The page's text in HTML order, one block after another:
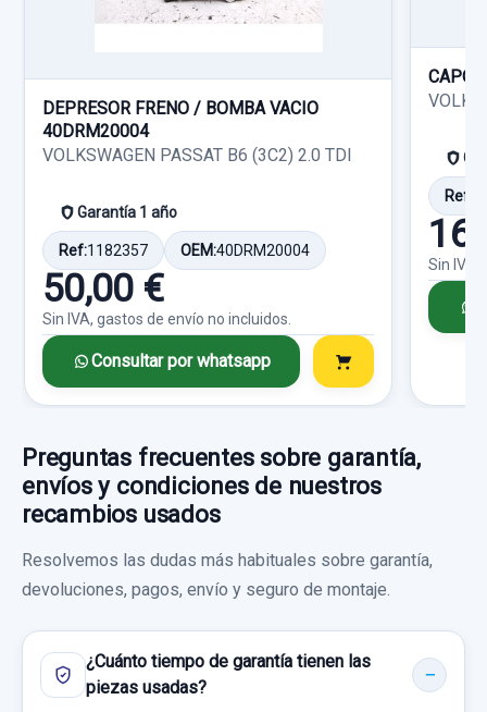
Consultar por whatsapp
3Q0407271N
TRANSMISION DELANTERA IZQUIERDA...
4MOTION
Ref:1051944 OEM:8V0615124D
23,96 €
Sin IVA, gastos de envío no incluidos.
Consultar por whatsapp
DEPRESOR FRENO / BOMBA VACIO
40DRM20004
VOLKSWAGEN PASSAT B6 (3C2) 2.0 TDI
Garantía 1 año
Ref:1182357 OEM:40DRM20004
50,00 €
Sin IVA, gastos de envío no incluidos.
Consultar por whatsapp
Ref:
Sin IVA,
Preguntas frecuentes sobre garantía,
envíos y condiciones de nuestros
recambios usados
Resolvemos las dudas más habituales sobre garantía,
devoluciones, pagos, envío y seguro de montaje.
¿Cuánto tiempo de garantía tienen las
piezas usadas?